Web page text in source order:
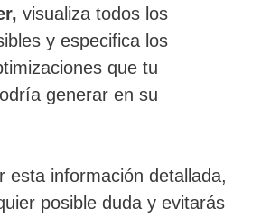
visualiza todos los
y especifica los
que tu
generar en su
esta información detallada,
posible duda y evitarás